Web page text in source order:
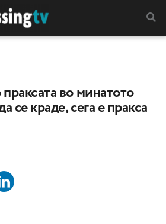
во минатото
се краде, сега е пракса